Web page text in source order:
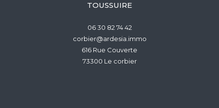
TOUSSUIRE
06 30 82 74 42
corbier@ardesia.immo
616 Rue Couverte
73300
le corbier